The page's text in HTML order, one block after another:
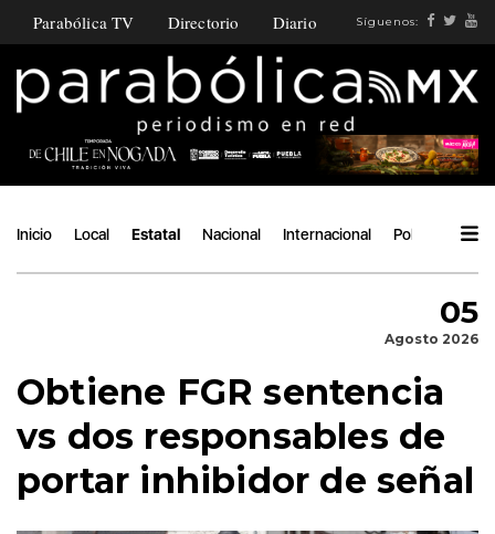
Parabólica TV Directorio Diario Síguenos:
Inicio Local Estatal Nacional Internacional Política
05
Agosto 2026
Obtiene FGR sentencia
vs dos responsables de
portar inhibidor de señal